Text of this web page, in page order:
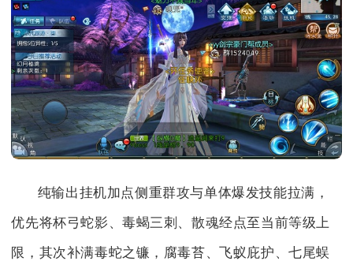
纯输出挂机加点侧重群攻与单体爆发技能拉满，
优先将杯弓蛇影、毒蝎三刺、散魂经点至当前等级上
限，其次补满毒蛇之镰，腐毒苔、飞蚁庇护、七尾蜈